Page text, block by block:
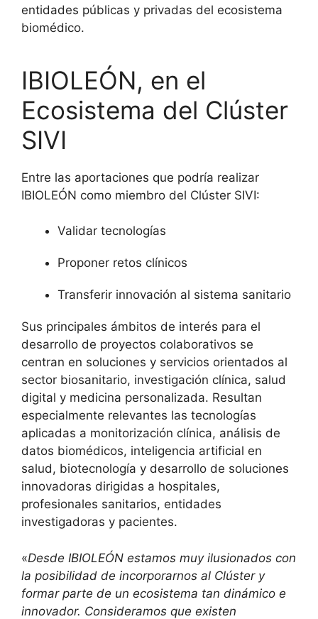
entidades públicas y privadas del ecosistema
biomédico.
IBIOLEÓN, en el
Ecosistema del Clúster
SIVI
Entre las aportaciones que podría realizar
IBIOLEÓN como miembro del Clúster SIVI:
Validar tecnologías
Proponer retos clínicos
Transferir innovación al sistema sanitario
Sus principales ámbitos de interés para el
desarrollo de proyectos colaborativos se
centran en soluciones y servicios orientados al
sector biosanitario, investigación clínica, salud
digital y medicina personalizada. Resultan
especialmente relevantes las tecnologías
aplicadas a monitorización clínica, análisis de
datos biomédicos, inteligencia artificial en
salud, biotecnología y desarrollo de soluciones
innovadoras dirigidas a hospitales,
profesionales sanitarios, entidades
investigadoras y pacientes.
«Desde IBIOLEÓN estamos muy ilusionados con
la posibilidad de incorporarnos al Clúster y
formar parte de un ecosistema tan dinámico e
innovador. Consideramos que existen